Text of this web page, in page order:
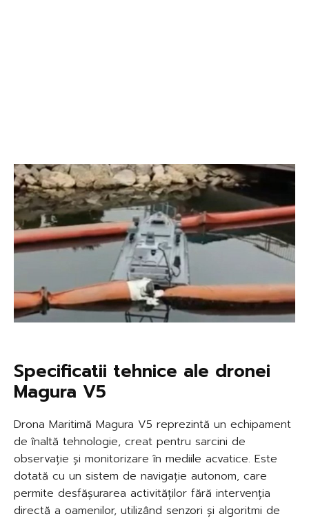
Specificatii tehnice ale dronei
Magura V5
Drona Maritimă Magura V5 reprezintă un echipament
de înaltă tehnologie, creat pentru sarcini de
observație și monitorizare în mediile acvatice. Este
dotată cu un sistem de navigație autonom, care
permite desfășurarea activităților fără intervenția
directă a oamenilor, utilizând senzori și algoritmi de